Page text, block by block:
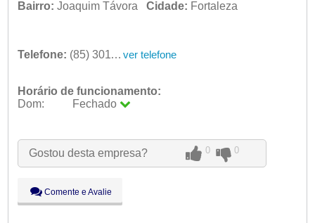
Bairro: Joaquim Távora Cidade: Fortaleza
Telefone: (85) 3011-1261 ver telefone
Horário de funcionamento:
Dom:
Fechado
Qua:
09:00 - 18:00
Qui:
09:00 - 18:00
Sáb:
Dom:
Fechado
Gostou desta empresa? 0 0
Comente e Avalie